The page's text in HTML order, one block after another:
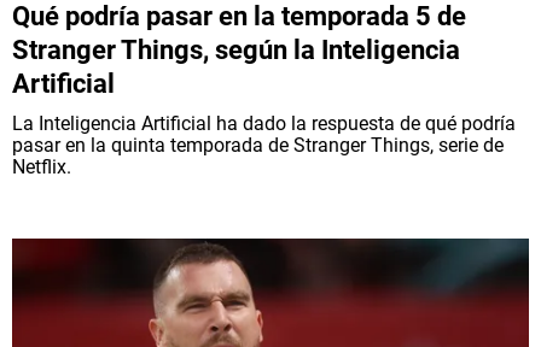
Qué podría pasar en la temporada 5 de
Stranger Things, según la Inteligencia
Artificial
La Inteligencia Artificial ha dado la respuesta de qué podría
pasar en la quinta temporada de Stranger Things, serie de
Netflix.